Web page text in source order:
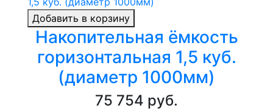
Добавить в корзину
Накопительная ёмкость
горизонтальная 1,5 куб.
(диаметр 1000мм)
75 754 руб.